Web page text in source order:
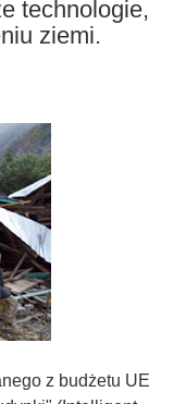
technologie,
ziemi.
z budżetu UE